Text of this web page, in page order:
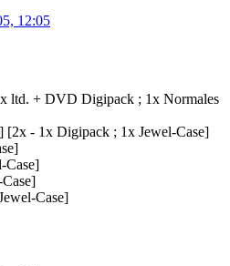
12:05
ltd. + DVD Digipack ; 1x Normales
[2x - 1x Digipack ; 1x Jewel-Case]
Case]
Case]